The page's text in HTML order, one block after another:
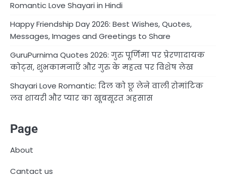
Romantic Love Shayari in Hindi
Happy Friendship Day 2026: Best Wishes, Quotes,
Messages, Images and Greetings to Share
GuruPurnima Quotes 2026: गुरु पूर्णिमा पर प्रेरणादायक
कोट्स, शुभकामनाएँ और गुरु के महत्व पर विशेष लेख
Shayari Love Romantic: दिल को छू लेने वाली रोमांटिक
लव शायरी और प्यार का खूबसूरत अहसास
Page
About
Cantact us